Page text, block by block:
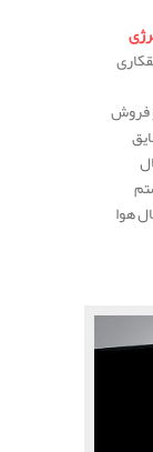
فروش
هوا